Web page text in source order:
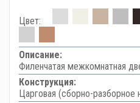
Цвет:
Описание:
Филенчатая межкомнатная
Конструкция:
Царговая (сборно-разборное